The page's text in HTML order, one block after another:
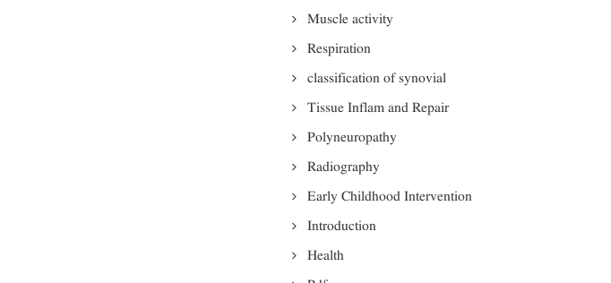
Muscle activity
Respiration
classification of synovial
Tissue Inflam and Repair
Polyneuropathy
Radiography
Early Childhood Intervention
Introduction
Health